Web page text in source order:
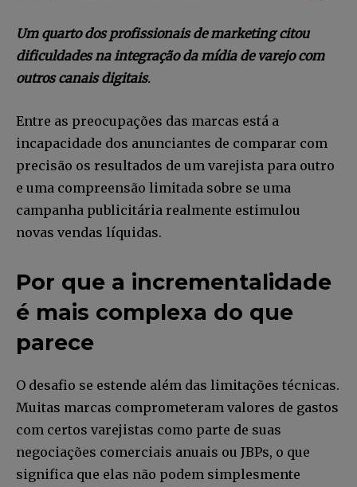
Faça parte da Comunidade
Retail Media News assinando
Seja um assinante e desfrute de leitura ilimitada de artigos e
tenha acesso a conteúdos exclusivos.
Um quarto dos profissionais de marketing citou
dificuldades na integração da mídia de varejo com
outros canais digitais.
Entre as preocupações das marcas está a
incapacidade dos anunciantes de comparar com
precisão os resultados de um varejista para outro
e uma compreensão limitada sobre se uma
campanha publicitária realmente estimulou
novas vendas líquidas.
Por que a incrementalidade
é mais complexa do que
parece
O desafio se estende além das limitações técnicas.
Muitas marcas comprometeram valores de gastos
com certos varejistas como parte de suas
negociações comerciais anuais ou JBPs, o que
significa que elas não podem simplesmente